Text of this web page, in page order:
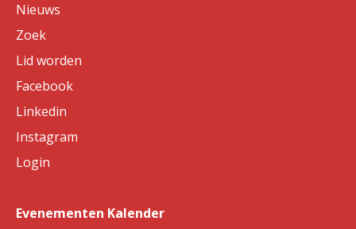
Nieuws
Zoek
Lid worden
Facebook
Linkedin
Instagram
Login
Evenementen Kalender